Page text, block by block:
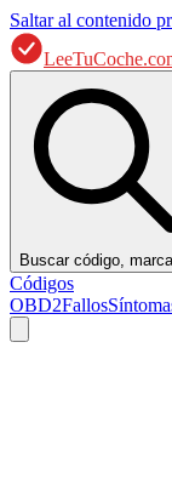
Saltar al contenido
Buscar código,
Códigos
OBD2Fallos